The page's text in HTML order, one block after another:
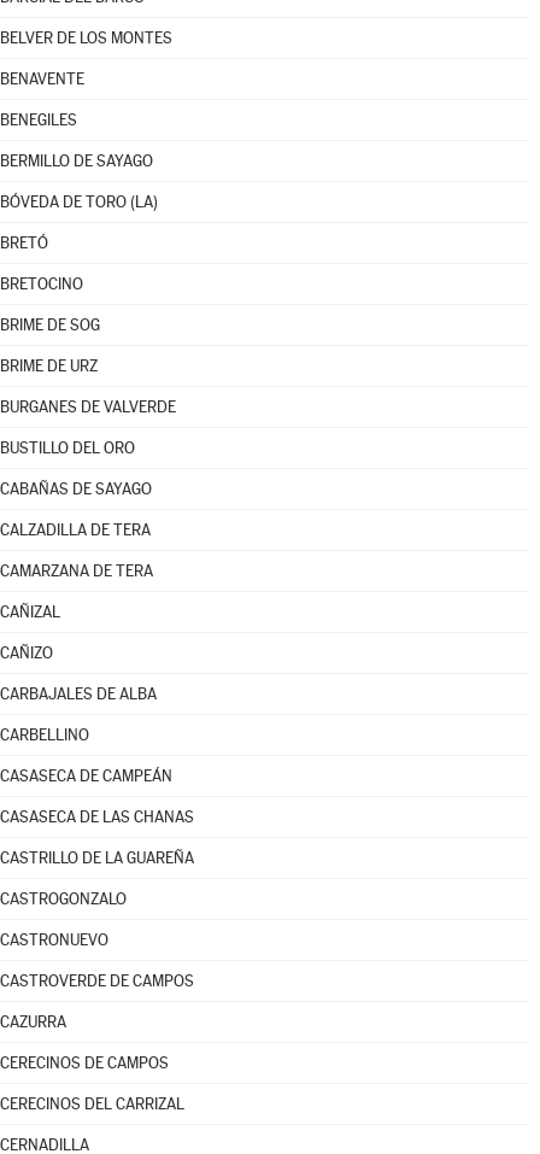
BELVER DE LOS MONTES
BENAVENTE
BENEGILES
BERMILLO DE SAYAGO
BÓVEDA DE TORO (LA)
BRETÓ
BRETOCINO
BRIME DE SOG
BRIME DE URZ
BURGANES DE VALVERDE
BUSTILLO DEL ORO
CABAÑAS DE SAYAGO
CALZADILLA DE TERA
CAMARZANA DE TERA
CAÑIZAL
CAÑIZO
CARBAJALES DE ALBA
CARBELLINO
CASASECA DE CAMPEÁN
CASASECA DE LAS CHANAS
CASTRILLO DE LA GUAREÑA
CASTROGONZALO
CASTRONUEVO
CASTROVERDE DE CAMPOS
CAZURRA
CERECINOS DE CAMPOS
CERECINOS DEL CARRIZAL
CERNADILLA